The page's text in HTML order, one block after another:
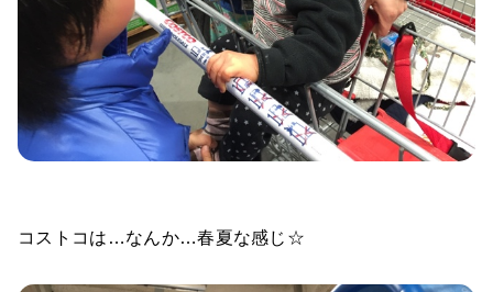
コストコは…なんか…春夏な感じ☆